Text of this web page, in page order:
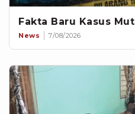
Fakta Baru Kasus
News 7/08/2026